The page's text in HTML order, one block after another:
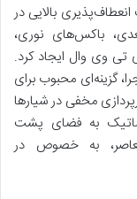
بالایی در
باکس‌های نوری،
تی وی وال ایجاد کرد.
گزینه‌ای محبوب برای
مخفی در شیارها
به فضای پشت
معاصر، به خصوص در